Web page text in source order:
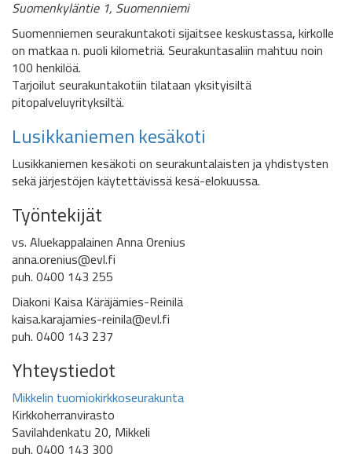
Suomenkyläntie 1, Suomenniemi
Suomenniemen seurakuntakoti sijaitsee keskustassa, kirkolle
on matkaa n. puoli kilometriä. Seurakuntasaliin mahtuu noin
100 henkilöä.
Tarjoilut seurakuntakotiin tilataan yksityisiltä
pitopalveluyrityksiltä.
Lusikkaniemen kesäkoti
Lusikkaniemen kesäkoti on seurakuntalaisten ja yhdistysten
sekä järjestöjen käytettävissä kesä-elokuussa.
Työntekijät
vs. Aluekappalainen Anna Orenius
anna.orenius@evl.fi
puh. 0400 143 255
Diakoni Kaisa Käräjämies-Reinilä
kaisa.karajamies-reinila@evl.fi
puh. 0400 143 237
Yhteystiedot
Mikkelin tuomiokirkkoseurakunta
Kirkkoherranvirasto
Savilahdenkatu 20, Mikkeli